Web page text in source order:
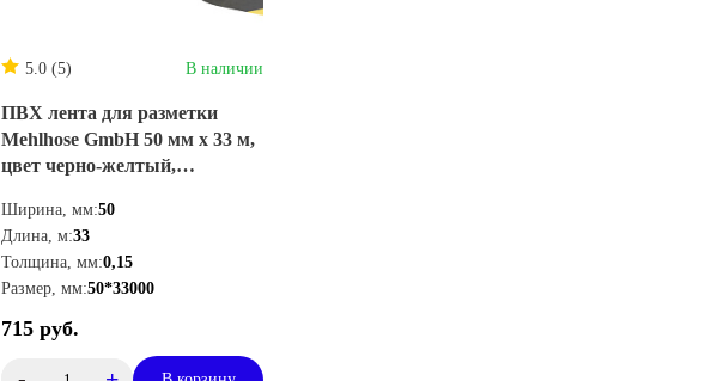
5.0 (5) В наличии
ПВХ лента для разметки
Mehlhose GmbH 50 мм х 33 м,
цвет черно-желтый,
Ширина, мм:50
Длина, м:33
Толщина, мм:0,15
Размер, мм:50*33000
715 руб.